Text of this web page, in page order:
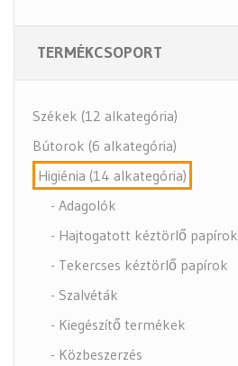
TERMÉKCSOPORT
Székek (12 alkategória)
Bútorok (6 alkategória)
Higiénia (14 alkategória)
- Adagolók
- Hajtogatott kéztörlő papírok
- Tekercses kéztörlő papírok
- Szalvéták
- Kiegészítő termékek
- Közbeszerzés